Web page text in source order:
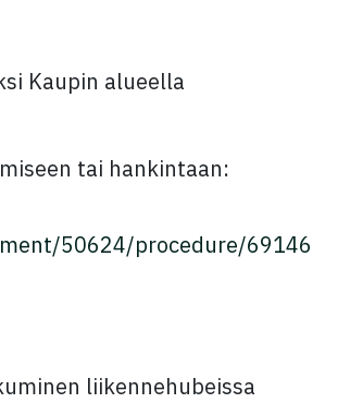
Kaupin alueella
tai hankintaan:
50624/procedure/69146
liikennehubeissa